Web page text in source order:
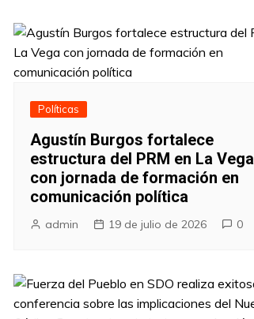
Políticas
Agustín Burgos fortalece
estructura del PRM en La Vega
con jornada de formación en
comunicación política
admin 19 de julio de 2026 0